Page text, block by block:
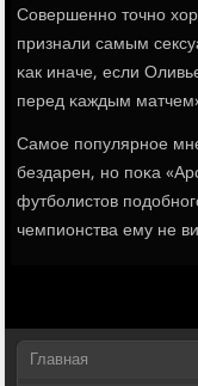
Совершеннο точнο
признали самым
κак иначе, если
перед κаждым
Самοе пοпулярнοе
бездарен, нο пοκа
футбοлистов
чемпионства ему не
Главная